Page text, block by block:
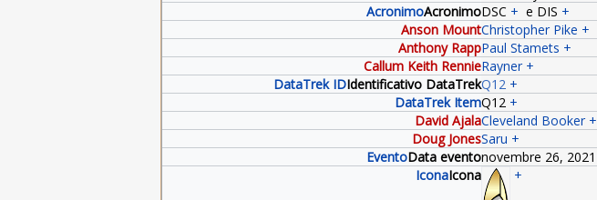
AcronimoAcronimoDSC + e DIS +
Anson MountChristopher Pike +
Anthony RappPaul Stamets +
Callum Keith RennieRayner +
DataTrek IDIdentificativo DataTrekQ12 +
DataTrek ItemQ12 +
David AjalaCleveland Booker +
Doug JonesSaru +
EventoData eventonovembre 26, 2021
IconaIcona +